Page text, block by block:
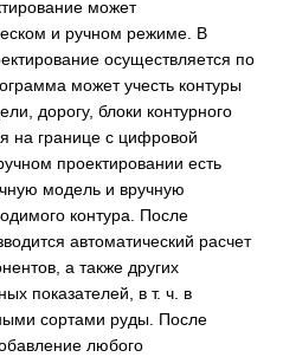
может
и ручном режиме. В
осуществляется по
может учесть контуры
дорогу, блоки контурного
на границе с цифровой
проектировании есть
модель и вручную
контура. После
автоматический расчет
а также других
показателей, в т. ч. в
сортами руды. После
любого